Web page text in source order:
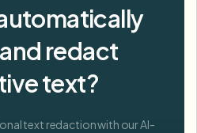
redact
text?
text redaction with our AI-